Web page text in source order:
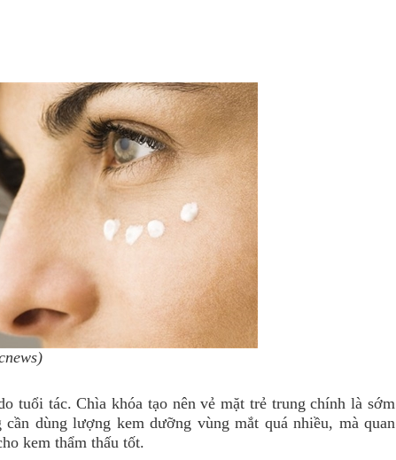
tuổi tác. Chìa khóa tạo nên vẻ mặt trẻ trung chính là sớm
dùng lượng kem dưỡng vùng mắt quá nhiều, mà quan
kem thẩm thấu tốt.